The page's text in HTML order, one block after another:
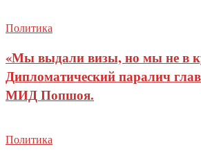
Политика
«Мы выдали визы, но мы не в
Дипломатический паралич
МИД Попшоя.
Политика